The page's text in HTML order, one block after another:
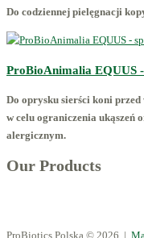
Do codziennej pielęgnacji
ProBioAnimalia EQUUS
Do oprysku sierści koni przed
w celu ograniczenia ukąszeń
alergicznym.
Our Products
ProBiotics Polska © 2026 |